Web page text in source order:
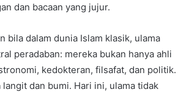
dan bacaan yang jujur.
bila dalam dunia Islam klasik, ulama
peradaban: mereka bukan hanya ahli
kedokteran, filsafat, dan politik.
langit dan bumi. Hari ini, ulama tidak